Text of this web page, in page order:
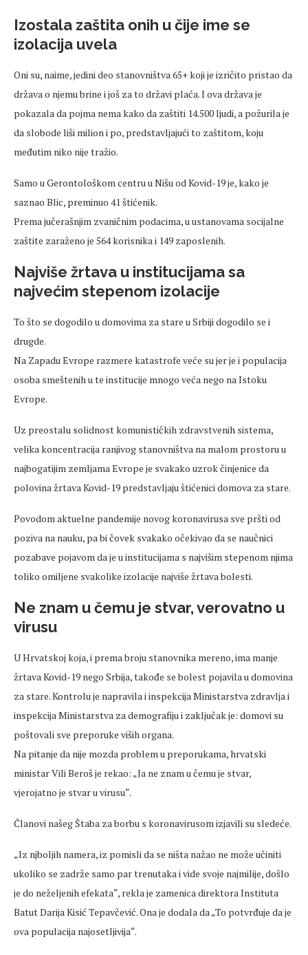
Izostala zaštita onih u čije ime se
izolacija uvela
Oni su, naime, jedini deo stanovništva 65+ koji je izričito pristao da
država o njemu brine i još za to državi plaća. I ova država je
pokazala da pojma nema kako da zaštiti 14.500 ljudi, a požurila je
da slobode liši milion i po, predstavljajući to zaštitom, koju
međutim niko nije tražio.
Samo u Gerontološkom centru u Nišu od Kovid-19 je, kako je
saznao Blic, preminuo 41 štićenik.
Prema jučerašnjim zvaničnim podacima, u ustanovama socijalne
zaštite zaraženo je 564 korisnika i 149 zaposlenih.
Najviše žrtava u institucijama sa
najvećim stepenom izolacije
To što se dogodilo u domovima za stare u Srbiji dogodilo se i
drugde.
Na Zapadu Evrope razmere katastrofe veće su jer je i populacija
osoba smeštenih u te institucije mnogo veća nego na Istoku
Evrope.
Uz preostalu solidnost komunističkih zdravstvenih sistema,
velika koncentracija ranjivog stanovništva na malom prostoru u
najbogatijim zemljama Evrope je svakako uzrok činjenice da
polovina žrtava Kovid-19 predstavljaju štićenici domova za stare.
Povodom aktuelne pandemije novog koronavirusa sve pršti od
poziva na nauku, pa bi čovek svakako očekivao da se naučnici
pozabave pojavom da je u institucijama s najvišim stepenom njima
toliko omiljene svakolike izolacije najviše žrtava bolesti.
Ne znam u čemu je stvar, verovatno u
virusu
U Hrvatskoj koja, i prema broju stanovnika mereno, ima manje
žrtava Kovid-19 nego Srbija, takođe se bolest pojavila u domovina
za stare. Kontrolu je napravila i inspekcija Ministarstva zdravlja i
inspekcija Ministarstva za demografiju i zaključak je: domovi su
poštovali sve preporuke viših organa.
Na pitanje da nije mozda problem u preporukama, hrvatski
ministar Vili Beroš je rekao: „Ja ne znam u čemu je stvar,
vjerojatno je stvar u virusu“.
Članovi našeg Štaba za borbu s koronavirusom izjavili su sledeće.
„Iz njboljih namera, iz pomisli da se ništa nažao ne može učiniti
ukoliko se zadrže samo par trenutaka i vide svoje najmilije, došlo
je do neželjenih efekata“, rekla je zamenica direktora Instituta
Batut Darija Kisić Tepavčević. Ona je dodala da „To potvrđuje da je
ova populacija najosetljivija“.